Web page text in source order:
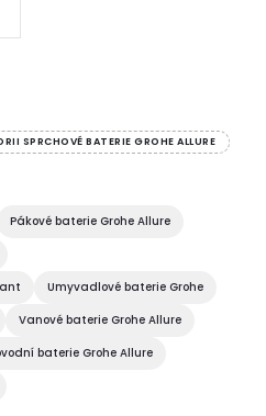
SPRCHOVÉ BATERIE GROHE ALLURE
Pákové baterie Grohe Allure
Umyvadlové baterie Grohe
Vanové baterie Grohe Allure
baterie Grohe Allure